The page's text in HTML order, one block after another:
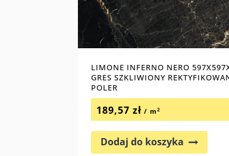
LIMONE INFERNO NERO
GRES SZKLIWIONY
POLER
189,57zł / m2
Dodaj do koszyka